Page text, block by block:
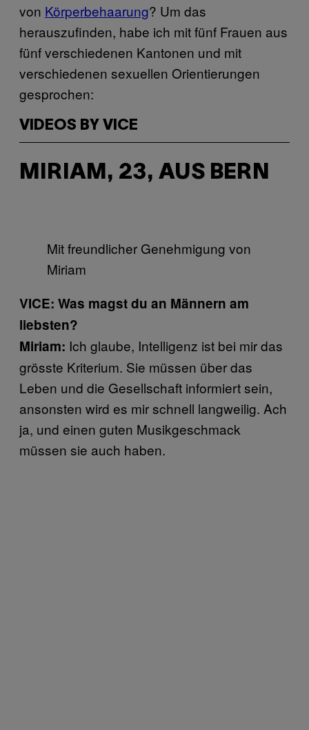
von Körperbehaarung? Um das
herauszufinden, habe ich mit fünf Frauen aus
fünf verschiedenen Kantonen und mit
verschiedenen sexuellen Orientierungen
gesprochen:
VIDEOS BY VICE
MIRIAM, 23, AUS BERN
Mit freundlicher Genehmigung von
Miriam
VICE: Was magst du an Männern am
liebsten?
Miriam: Ich glaube, Intelligenz ist bei mir das
grösste Kriterium. Sie müssen über das
Leben und die Gesellschaft informiert sein,
ansonsten wird es mir schnell langweilig. Ach
ja, und einen guten Musikgeschmack
müssen sie auch haben.